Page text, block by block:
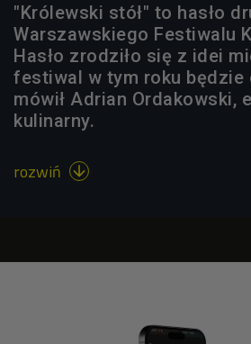
"Królewski stół" to hasło
Warszawskiego Festiwalu
Hasło zrodziło się z idei
festiwal w tym roku będzie
mówił Adrian Ordakowski,
kulinarny.
rozwiń 